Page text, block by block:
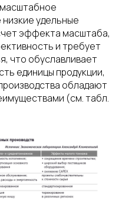
удельные
эффекта масштаба,
и требует
что обуславливает
единицы продукции,
обладают
(см. табл.